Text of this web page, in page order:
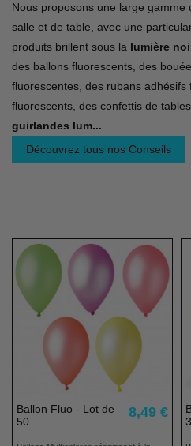
Nous proposons une large gamme
salle et de table, avec une
produits brillent sous la lumière
des ballons fluorescents, des
fluorescentes, des rubans adhésifs
fluorescents, des confettis de
guirlandes lum...
Découvrez tous nos Conseils
Ballon Fluo - Lot de
50
8,49 €